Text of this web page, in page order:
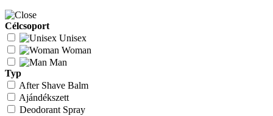
Célcsoport
Unisex
Woman
Man
Typ
After Shave Balm
Ajándékszett
Deodorant Spray